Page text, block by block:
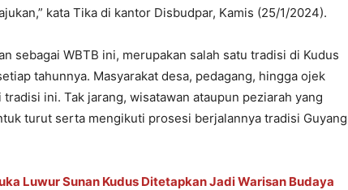
kata Tika di kantor Disbudpar, Kamis (25/1/2024).
sebagai WBTB ini, merupakan salah satu tradisi di Kudus
tahunnya. Masyarakat desa, pedagang, hingga ojek
ini. Tak jarang, wisatawan ataupun peziarah yang
turut serta mengikuti prosesi berjalannya tradisi Guyang
Luwur Sunan Kudus Ditetapkan Jadi Warisan Budaya